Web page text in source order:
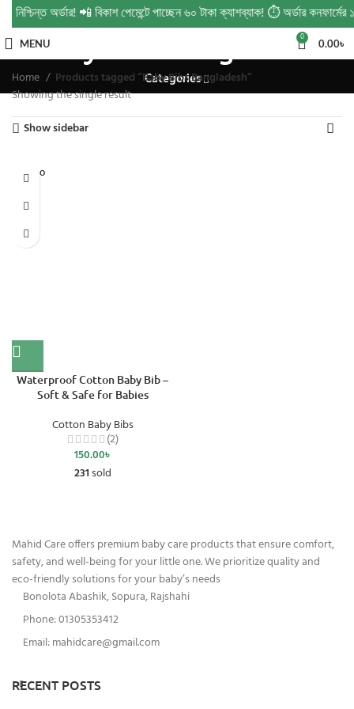
নিশ্চিন্ত অর্ডার! 📲 বিকাশ পেমেন্টে পাচ্ছেন ৬০ টাকা ক্যাশব্যাক! ⏱️ অর্ডার
MENU 0 0.00৳
Baby Bibs Bangladesh
Categories
Home
Products tagged “Baby Bibs Bangladesh”
Showing the single result
Show sidebar
SOLD O
UT
Waterproof Cotton Baby Bib –
Soft & Safe for Babies
Cotton Baby Bibs
(2)
150.00৳
231sold
Mahid Care offers premium baby care products that ensure comfort,
safety, and well-being for your little one. We prioritize quality and
eco-friendly solutions for your baby’s needs
Bonolota Abashik, Sopura, Rajshahi
Phone: 01305353412
Email:mahidcare@gmail.com
RECENT POSTS